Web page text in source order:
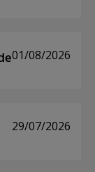
01/08/2026
29/07/2026